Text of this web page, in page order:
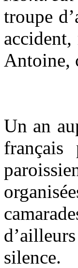
troupe
Antoine,
Un an
français
silence.